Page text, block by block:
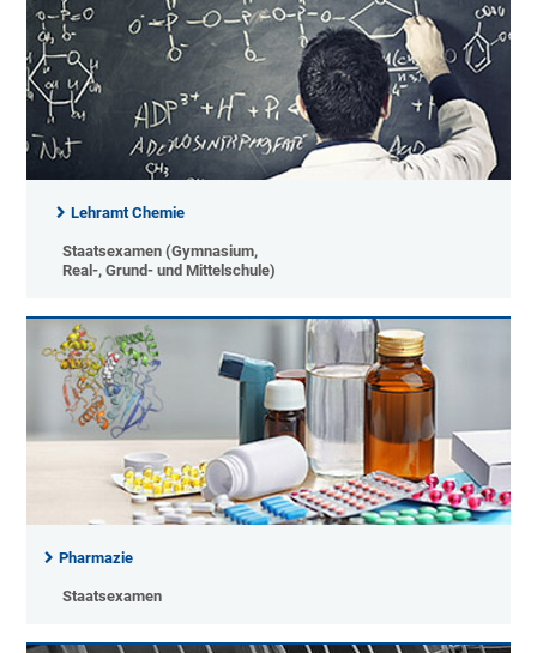
Lehramt Chemie
Staatsexamen (Gymnasium,
Real-, Grund- und Mittelschule)
Pharmazie
Staatsexamen